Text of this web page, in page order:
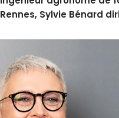
Rennes, Sylvie Bénard